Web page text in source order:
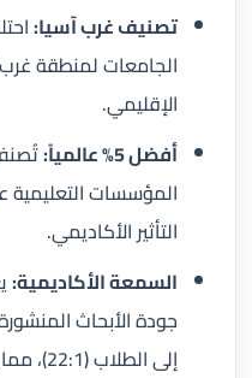
تصنيف غرب آسيا:
الجامعات لمنطقة غرب
الإقليمي.
أفضل 5% عالمياً:
المؤسسات
التأثير الأكاديمي.
السمعة الأكاديمية:
جودة الأبحاث
إلى الطلاب (22:1)، مما يضمن إشرافاً أكاديمياً دقيقاً.